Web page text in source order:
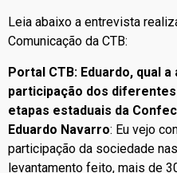
Leia abaixo a entrevista
Comunicação da CTB:
Portal CTB: Eduardo, qual
participação dos
etapas estaduais da
Eduardo Navarro: Eu vejo
participação da sociedade
levantamento feito, mais de